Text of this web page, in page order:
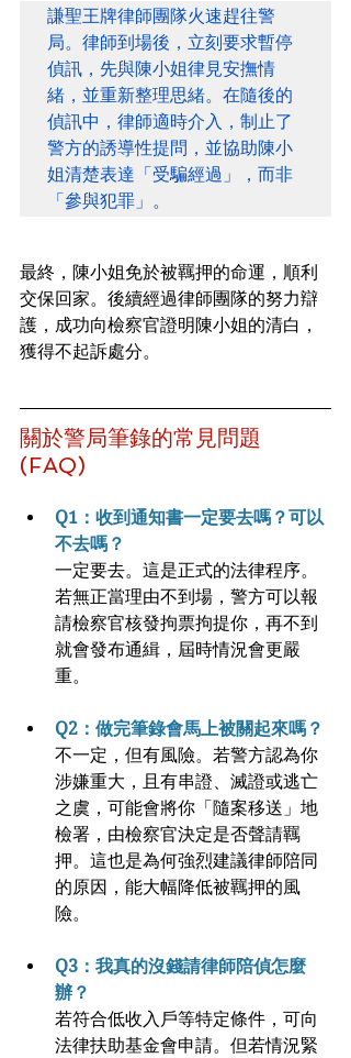
謙聖王牌律師團隊火速趕往警
局。律師到場後，立刻要求暫停
偵訊，先與陳小姐律見安撫情
緒，並重新整理思緒。在隨後的
偵訊中，律師適時介入，制止了
警方的誘導性提問，並協助陳小
姐清楚表達「受騙經過」，而非
「參與犯罪」。
最終，陳小姐免於被羈押的命運，順利
交保回家。後續經過律師團隊的努力辯
護，成功向檢察官證明陳小姐的清白，
獲得不起訴處分。
關於警局筆錄的常見問題
(FAQ)
Q1：收到通知書一定要去嗎？可以
不去嗎？
一定要去。這是正式的法律程序。
若無正當理由不到場，警方可以報
請檢察官核發拘票拘提你，再不到
就會發布通緝，屆時情況會更嚴
重。
Q2：做完筆錄會馬上被關起來嗎？
不一定，但有風險。若警方認為你
涉嫌重大，且有串證、滅證或逃亡
之虞，可能會將你「隨案移送」地
檢署，由檢察官決定是否聲請羈
押。這也是為何強烈建議律師陪同
的原因，能大幅降低被羈押的風
險。
Q3：我真的沒錢請律師陪偵怎麼
辦？
若符合低收入戶等特定條件，可向
法律扶助基金會申請。但若情況緊